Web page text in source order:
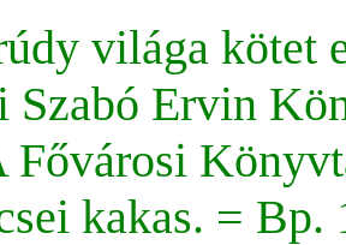
világa kötet
Szabó Ervin
Fővárosi
kakas. =